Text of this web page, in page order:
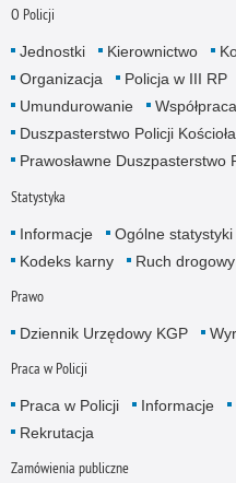
O Policji
Jednostki Kierownictwo
Organizacja
Policja w III RP
Umundurowanie
Duszpasterstwo Policji
Prawosławne Duszpasterstwo
Statystyka
Informacje Ogólne statystyki
Kodeks karny
Ruch drogowy
Prawo
Dziennik Urzędowy KGP
Praca w Policji
Praca w Policji Informacje
Rekrutacja
Zamówienia publiczne